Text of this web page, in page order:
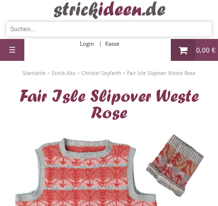
0,00 €
Login Kasse
☰
Startseite » Strick-Kits » Christel Seyfarth » Fair Isle Slipover Weste Rose
Fair Isle Slipover Weste
Rose